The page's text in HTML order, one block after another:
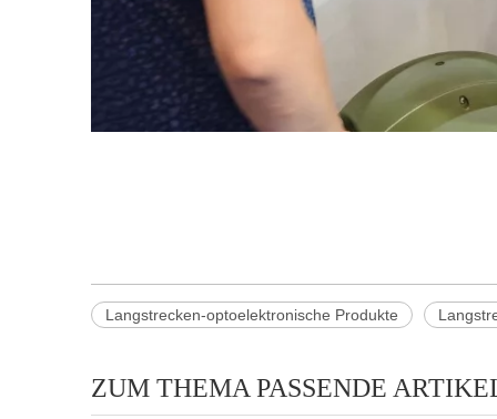
Langstrecken-optoelektronische Produkte
ZUM THEMA PASSENDE